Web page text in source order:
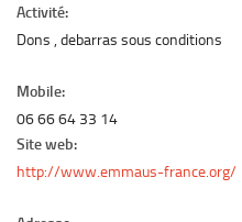
Activité:
Dons , debarras sous conditions
Mobile:
06 66 64 33 14
Site web:
http://www.emmaus-france.org/